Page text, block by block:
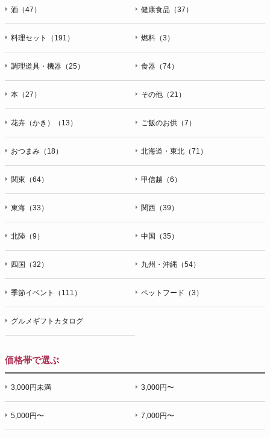
酒（47） 健康食品（37）
料理セット（191） 燃料（3）
調理道具・機器（25） 食器（74）
本（27） その他（21）
花卉（かき）（13） ご飯のお供（7）
おつまみ（18） 北海道・東北（71）
関東（64） 甲信越（6）
東海（33） 関西（39）
北陸（9） 中国（35）
四国（32） 九州・沖縄（54）
季節イベント（111） ペットフード（3）
グルメギフトカタログ
価格帯で選ぶ
3,000円未満 3,000円〜
5,000円〜 7,000円〜